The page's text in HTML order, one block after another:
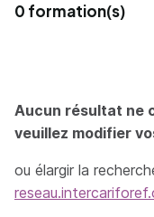
0 formation(s)
Aucun résultat ne
veuillez modifier
ou élargir la